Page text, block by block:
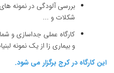
بررسی آلودگی در نمونه
شکلات و ...
کارگاه عملی جداسازی و
و بیماری زا از یک نمونه
این کارگاه در کرج برگزار می شود.